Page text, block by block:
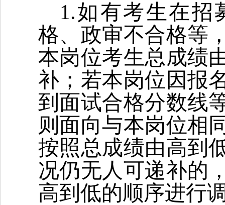
1.如有考生在招
格、政审不合格等
本岗位考生总成绩
补；若本岗位因报
到面试合格分数线
则面向与本岗位相
按照总成绩由高到
况仍无人可递补的
高到低的顺序进行